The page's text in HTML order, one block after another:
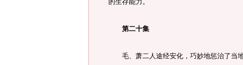
第二十集
毛、萧二人途经安化，巧妙地惩治了当